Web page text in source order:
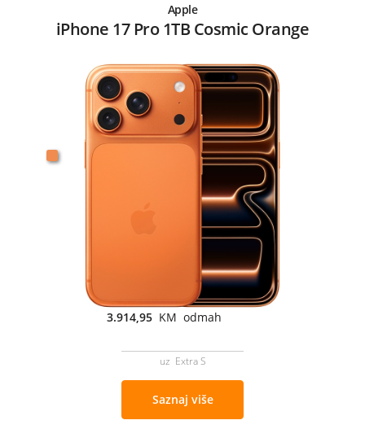
Apple
iPhone 17 Pro 1TB Cosmic Orange
3.914,95 KM odmah
uz Extra S
Saznaj više